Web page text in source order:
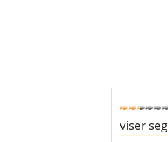
viser seg